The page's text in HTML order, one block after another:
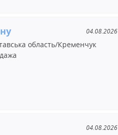
04.08.2026
область/Кременчук
04.08.2026